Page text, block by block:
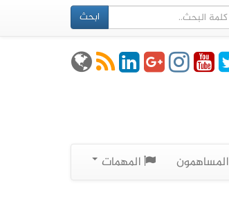
ابحث
المساهمون المهمات